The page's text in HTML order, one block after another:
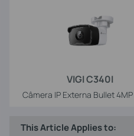
VIGI C340I
Câmera IP Externa Bullet 4MP
This Article Applies to: